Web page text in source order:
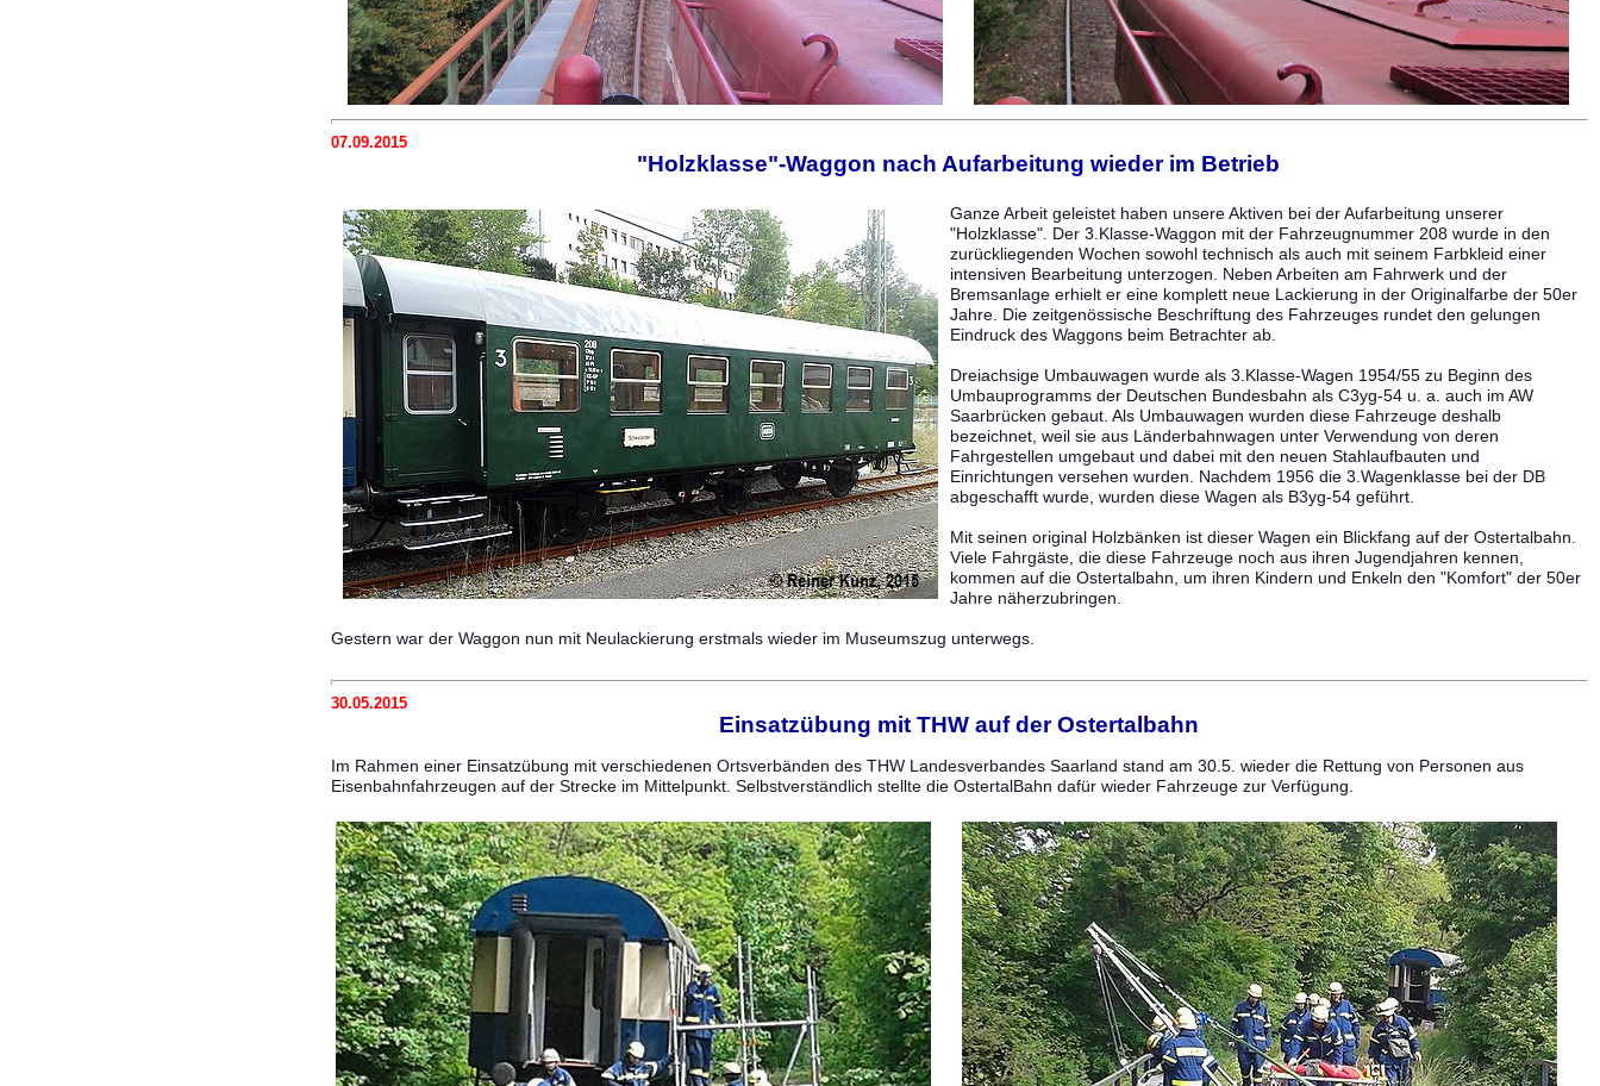
07.09.2015
"Holzklasse"-Waggon nach Aufarbeitung wieder im Betrieb
Ganze Arbeit geleistet haben unsere Aktiven bei der Aufarbeitung unserer
"Holzklasse". Der 3.Klasse-Waggon mit der Fahrzeugnummer 208 wurde in den
zurückliegenden Wochen sowohl technisch als auch mit seinem Farbkleid einer
intensiven Bearbeitung unterzogen. Neben Arbeiten am Fahrwerk und der
Bremsanlage erhielt er eine komplett neue Lackierung in der Originalfarbe der 50er
Jahre. Die zeitgenössische Beschriftung des Fahrzeuges rundet den gelungen
Eindruck des Waggons beim Betrachter ab.
Dreiachsige Umbauwagen wurde als 3.Klasse-Wagen 1954/55 zu Beginn des
Umbauprogramms der Deutschen Bundesbahn als C3yg-54 u. a. auch im AW
Saarbrücken gebaut. Als Umbauwagen wurden diese Fahrzeuge deshalb
bezeichnet, weil sie aus Länderbahnwagen unter Verwendung von deren
Fahrgestellen umgebaut und dabei mit den neuen Stahlaufbauten und
Einrichtungen versehen wurden. Nachdem 1956 die 3.Wagenklasse bei der DB
abgeschafft wurde, wurden diese Wagen als B3yg-54 geführt.
Mit seinen original Holzbänken ist dieser Wagen ein Blickfang auf der Ostertalbahn.
Viele Fahrgäste, die diese Fahrzeuge noch aus ihren Jugendjahren kennen,
kommen auf die Ostertalbahn, um ihren Kindern und Enkeln den "Komfort" der 50er
Jahre näherzubringen.
Gestern war der Waggon nun mit Neulackierung erstmals wieder im Museumszug unterwegs.
30.05.2015
Einsatzübung mit THW auf der Ostertalbahn
Im Rahmen einer Einsatzübung mit verschiedenen Ortsverbänden des THW Landesverbandes Saarland stand am 30.5. wieder die Rettung von Personen aus
Eisenbahnfahrzeugen auf der Strecke im Mittelpunkt. Selbstverständlich stellte die OstertalBahn dafür wieder Fahrzeuge zur Verfügung.